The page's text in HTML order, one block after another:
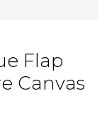
Flap
Canvas